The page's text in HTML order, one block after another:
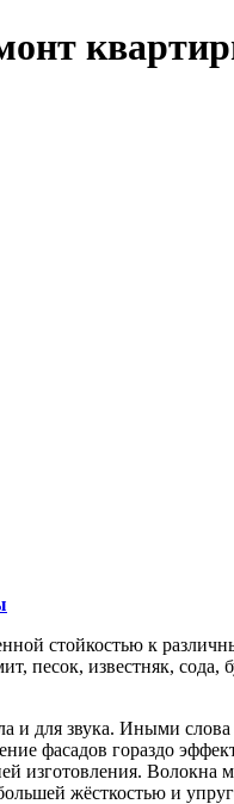
стойкостью к
песок, известняк,
и для звука. Иными
фасадов гораздо
изготовления.
жёсткостью и